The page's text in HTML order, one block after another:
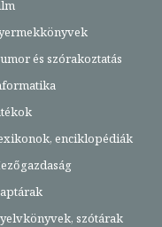
és szórakoztatás
enciklopédiák
szótárak